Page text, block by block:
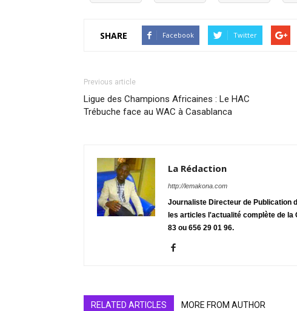
SHARE Facebook Twitter
Previous article
Ligue des Champions Africaines : Le HAC
Trébuche face au WAC à Casablanca
La Rédaction
http://lemakona.com
Journaliste Directeur de Publication
les articles l'actualité complète de la
83 ou 656 29 01 96.
RELATED ARTICLES MORE FROM AUTHOR